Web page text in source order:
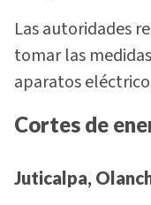
Las autoridades
tomar las
aparatos
Cortes de
Juticalpa,